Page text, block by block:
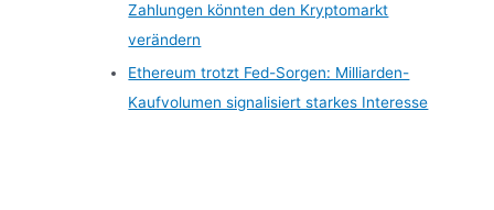
Zahlungen könnten den Kryptomarkt
verändern
Ethereum trotzt Fed-Sorgen: Milliarden-
Kaufvolumen signalisiert starkes Interesse